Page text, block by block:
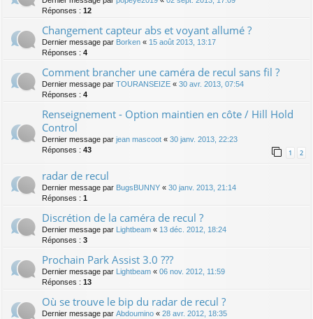
Réponses : 12
Changement capteur abs et voyant allumé ?
Dernier message par Borken « 15 août 2013, 13:17
Réponses : 4
Comment brancher une caméra de recul sans fil ?
Dernier message par TOURANSEIZE « 30 avr. 2013, 07:54
Réponses : 4
Renseignement - Option maintien en côte / Hill Hold
Control
Dernier message par jean mascoot « 30 janv. 2013, 22:23
Réponses : 43 1 2
radar de recul
Dernier message par BugsBUNNY « 30 janv. 2013, 21:14
Réponses : 1
Discrétion de la caméra de recul ?
Dernier message par Lightbeam « 13 déc. 2012, 18:24
Réponses : 3
Prochain Park Assist 3.0 ???
Dernier message par Lightbeam « 06 nov. 2012, 11:59
Réponses : 13
Où se trouve le bip du radar de recul ?
Dernier message par Abdoumino « 28 avr. 2012, 18:35